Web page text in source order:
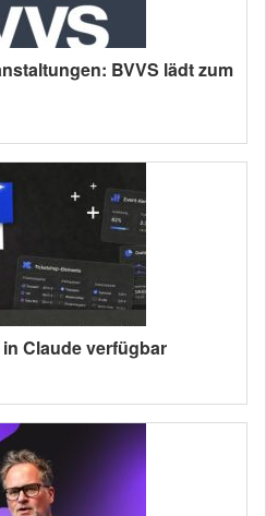
BVVS lädt zum
Claude verfügbar